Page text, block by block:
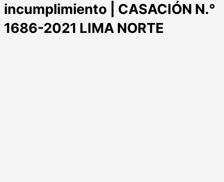
incumplimiento | CASACIÓN N.°
1686-2021 LIMA NORTE